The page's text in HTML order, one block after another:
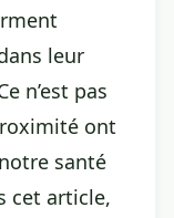
leur
n’est pas
ont
santé
cet article,